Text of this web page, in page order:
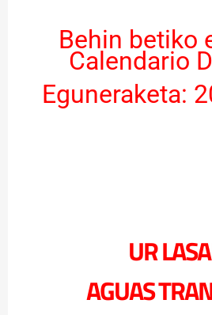
Behin betiko
Calendario
Eguneraketa:
UR
AGUAS